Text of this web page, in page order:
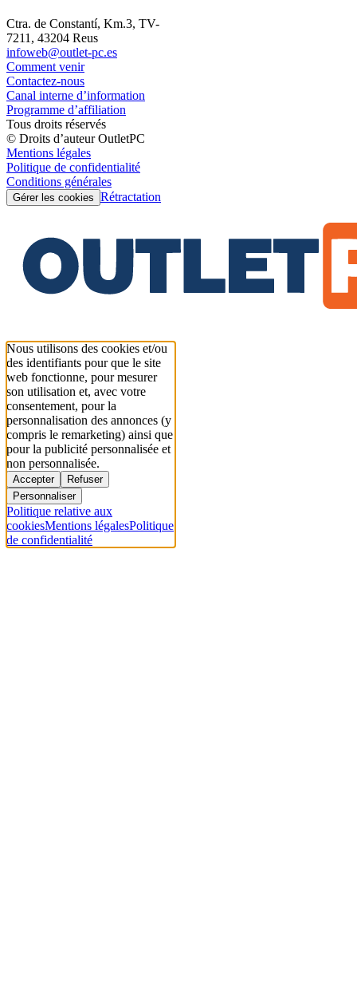
Ctra. de Constantí, Km.3, TV-
7211, 43204 Reus
infoweb@outlet-pc.es
Comment venir
Contactez-nous
Canal interne d’information
Programme d’affiliation
Tous droits réservés
© Droits d’auteur OutletPC
Mentions légales
Politique de confidentialité
Conditions générales
Gérer les cookies Rétractation
Nous utilisons des cookies et/ou
des identifiants pour que le site
web fonctionne, pour mesurer
son utilisation et, avec votre
consentement, pour la
personnalisation des annonces (y
compris le remarketing) ainsi que
pour la publicité personnalisée et
non personnalisée.
Accepter
Refuser
Personnaliser
Politique relative aux
cookiesMentions légalesPolitique
de confidentialité